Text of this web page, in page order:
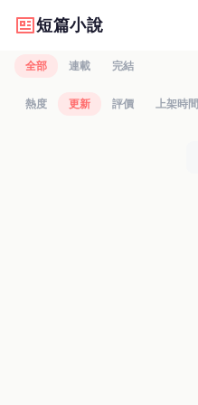
短篇小說
全部 連載 完結
熱度 更新 評價 上架時間